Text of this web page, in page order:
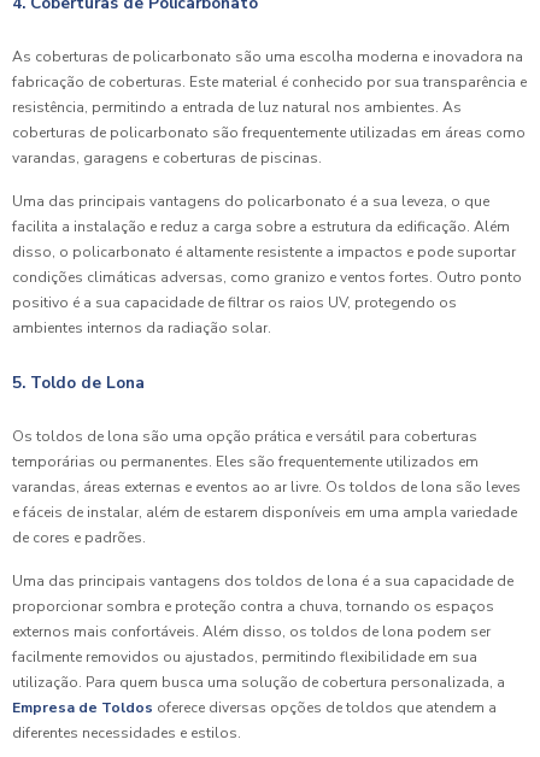
As coberturas de policarbonato são uma escolha moderna e inovadora na
fabricação de coberturas. Este material é conhecido por sua transparência e
resistência, permitindo a entrada de luz natural nos ambientes. As
coberturas de policarbonato são frequentemente utilizadas em áreas como
varandas, garagens e coberturas de piscinas.
Uma das principais vantagens do policarbonato é a sua leveza, o que
facilita a instalação e reduz a carga sobre a estrutura da edificação. Além
disso, o policarbonato é altamente resistente a impactos e pode suportar
condições climáticas adversas, como granizo e ventos fortes. Outro ponto
positivo é a sua capacidade de filtrar os raios UV, protegendo os
ambientes internos da radiação solar.
5. Toldo de Lona
Os toldos de lona são uma opção prática e versátil para coberturas
temporárias ou permanentes. Eles são frequentemente utilizados em
varandas, áreas externas e eventos ao ar livre. Os toldos de lona são leves
e fáceis de instalar, além de estarem disponíveis em uma ampla variedade
de cores e padrões.
Uma das principais vantagens dos toldos de lona é a sua capacidade de
proporcionar sombra e proteção contra a chuva, tornando os espaços
externos mais confortáveis. Além disso, os toldos de lona podem ser
facilmente removidos ou ajustados, permitindo flexibilidade em sua
utilização. Para quem busca uma solução de cobertura personalizada, a
Empresa de Toldos oferece diversas opções de toldos que atendem a
diferentes necessidades e estilos.